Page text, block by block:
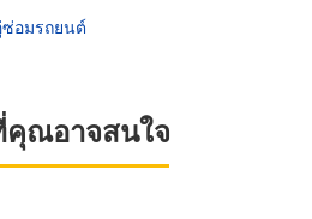
ซ่อมรถยนต์
ณอาจสนใจ